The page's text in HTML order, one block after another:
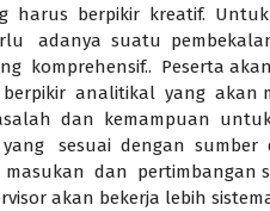
harus berpikir kreatif.
adanya suatu
komprehensif.. Peserta
analitikal yang akan
dan kemampuan
sesuai dengan sumber
dan pertimbangan
akan bekerja lebih